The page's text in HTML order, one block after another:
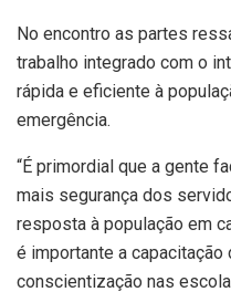
No encontro as partes
trabalho integrado com o
rápida e eficiente à
emergência.
“É primordial que a gente
mais segurança dos
resposta à população em
é importante a
conscientização nas